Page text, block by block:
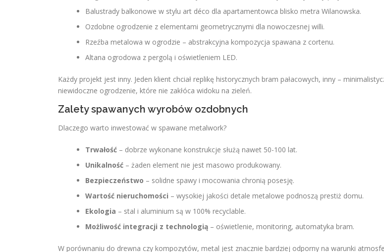
Balustrady balkonowe w stylu art déco dla apartamentowca blisko metra Wilanowska.
Ozdobne ogrodzenie z elementami geometrycznymi dla nowoczesnej willi.
Rzeźba metalowa w ogrodzie – abstrakcyjna kompozycja spawana z cortenu.
Altana ogrodowa z pergolą i oświetleniem LED.
Każdy projekt jest inny. Jeden klient chciał replikę historycznych bram pałacowych, inny –
niewidoczne ogrodzenie, które nie zakłóca widoku na zieleń.
Zalety spawanych wyrobów ozdobnych
Dlaczego warto inwestować w spawane metalwork?
Trwałość – dobrze wykonane konstrukcje służą nawet 50-100 lat.
Unikalność – żaden element nie jest masowo produkowany.
Bezpieczeństwo – solidne spawy i mocowania chronią posesję.
Wartość nieruchomości – wysokiej jakości detale metalowe podnoszą prestiż domu.
Ekologia – stal i aluminium są w 100% recyclable.
Możliwość integracji z technologią – oświetlenie, monitoring, automatyka bram.
W porównaniu do drewna czy kompozytów, metal jest znacznie bardziej odporny na warunki